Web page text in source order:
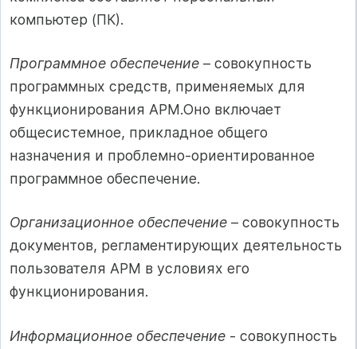
компьютер (ПК).
Программное обеспечение – совокупность
программных средств, применяемых для
функционирования АРМ.Оно включает
общесистемное, прикладное общего
назначения и проблемно-ориентированное
программное обеспечение.
Организационное обеспечение – совокупность
документов, регламентирующих деятельность
пользователя АРМ в условиях его
функционирования.
Информационное обеспечение - совокупность